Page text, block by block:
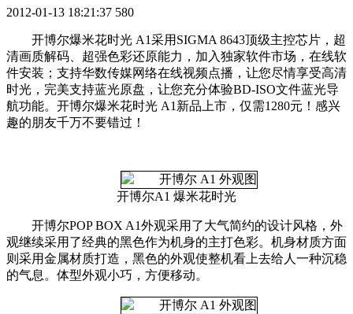
2012-01-13 18:21:37 580
开博尔爆米花时光 A1采用SIGMA 8643顶级主控芯片，超
清画质解码、超强色彩还原能力，加入独家软件市场，在线软
件安装；支持华数传媒网络在线视频点播，让您尽情享受高清
时光，完美支持蓝光原盘，让您充分体验BD-ISO文件蓝光导
航功能。开博尔爆米花时光 A1新品上市，仅需1280元！感兴
趣的朋友千万不要错过！
开博尔A1 爆米花时光
开博尔POP BOX A1外观采用了大气简约的设计风格，外
观继续采用了经典的黑色作为机身的主打色彩。机身材质方面
则采用金属材质打造，黑色的外观使整机看上去给人一种沉稳
的气息。体型外观小巧，方便移动。